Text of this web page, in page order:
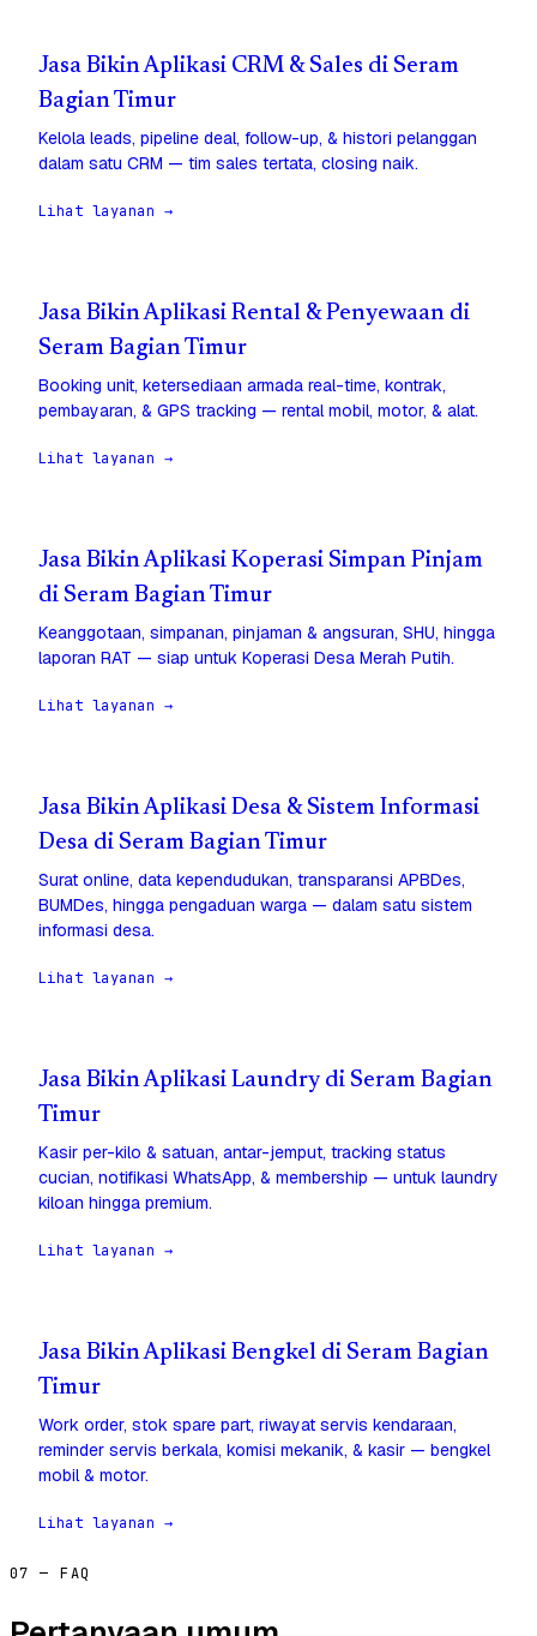
Jasa Bikin Aplikasi CRM & Sales di Seram
Bagian Timur
Kelola leads, pipeline deal, follow-up, & histori pelanggan
dalam satu CRM — tim sales tertata, closing naik.
Lihat layanan →
Jasa Bikin Aplikasi Rental & Penyewaan di
Seram Bagian Timur
Booking unit, ketersediaan armada real-time, kontrak,
pembayaran, & GPS tracking — rental mobil, motor, & alat.
Lihat layanan →
Jasa Bikin Aplikasi Koperasi Simpan Pinjam
di Seram Bagian Timur
Keanggotaan, simpanan, pinjaman & angsuran, SHU, hingga
laporan RAT — siap untuk Koperasi Desa Merah Putih.
Lihat layanan →
Jasa Bikin Aplikasi Desa & Sistem Informasi
Desa di Seram Bagian Timur
Surat online, data kependudukan, transparansi APBDes,
BUMDes, hingga pengaduan warga — dalam satu sistem
informasi desa.
Lihat layanan →
Jasa Bikin Aplikasi Laundry di Seram Bagian
Timur
Kasir per-kilo & satuan, antar-jemput, tracking status
cucian, notifikasi WhatsApp, & membership — untuk laundry
kiloan hingga premium.
Lihat layanan →
Jasa Bikin Aplikasi Bengkel di Seram Bagian
Timur
Work order, stok spare part, riwayat servis kendaraan,
reminder servis berkala, komisi mekanik, & kasir — bengkel
mobil & motor.
Lihat layanan →
07 — FAQ